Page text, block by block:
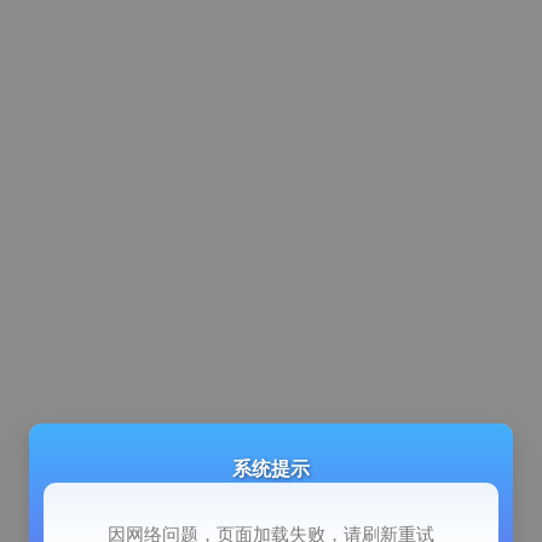
系统提示
因网络问题，页面加载失败，请刷新重试